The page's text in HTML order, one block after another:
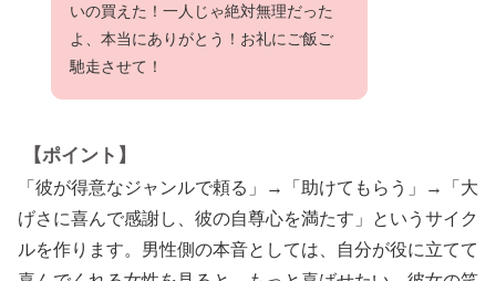
いの買えた！一人じゃ絶対無理だった
よ、本当にありがとう！お礼にご飯ご
馳走させて！
【ポイント】
「彼が得意なジャンルで頼る」→「助けてもらう」→「大
げさに喜んで感謝し、彼の自尊心を満たす」というサイク
ルを作ります。男性側の本音としては、自分が役に立てて